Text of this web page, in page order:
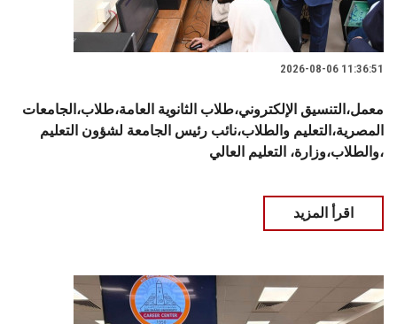
2026-08-06 11:36:51
معمل،التنسيق الإلكتروني،طلاب الثانوية العامة،طلاب،الجامعات
المصرية،التعليم والطلاب،نائب رئيس الجامعة لشؤون التعليم
والطلاب،وزارة، التعليم العالي،
اقرأ المزيد